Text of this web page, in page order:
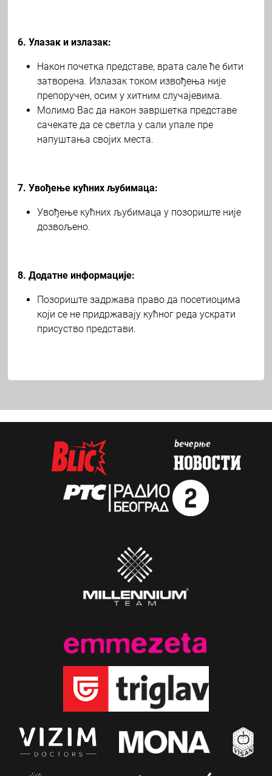
6. Улазак и излазак:
Након почетка представе, врата сале ће бити
затворена. Излазак током извођења није
препоручен, осим у хитним случајевима.
Молимо Вас да након завршетка представе
сачекате да се светла у сали упале пре
напуштања својих места.
7. Увођење кућних љубимаца:
Увођење кућних љубимаца у позориште није
дозвољено.
8. Додатне информације:
Позориште задржава право да посетиоцима
који се не придржавају кућног реда ускрати
присуство представи.